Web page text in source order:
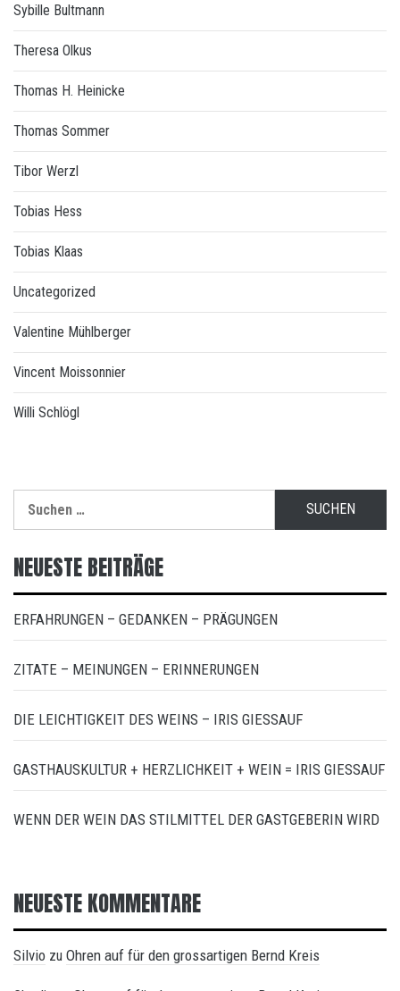
Sybille Bultmann
Theresa Olkus
Thomas H. Heinicke
Thomas Sommer
Tibor Werzl
Tobias Hess
Tobias Klaas
Uncategorized
Valentine Mühlberger
Vincent Moissonnier
Willi Schlögl
nach:
NEUESTE BEITRÄGE
ERFAHRUNGEN – GEDANKEN – PRÄGUNGEN
ZITATE – MEINUNGEN – ERINNERUNGEN
DIE LEICHTIGKEIT DES WEINS – IRIS GIESSAUF
GASTHAUSKULTUR + HERZLICHKEIT + WEIN = IRIS GIESSAUF
WENN DER WEIN DAS STILMITTEL DER GASTGEBERIN WIRD
NEUESTE KOMMENTARE
Silvio zu Ohren auf für den grossartigen Bernd Kreis